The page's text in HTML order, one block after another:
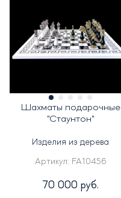
Шахматы подарочные
"Стаунтон"
Изделия из дерева
Артикул: FA10456
70 000 руб.